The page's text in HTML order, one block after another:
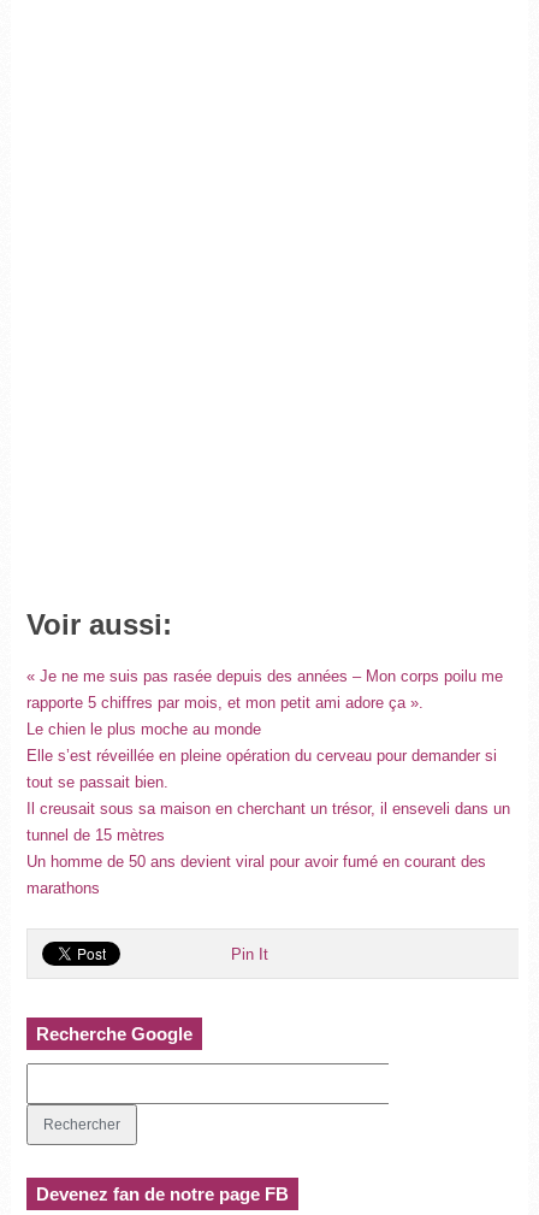
Voir aussi:
« Je ne me suis pas rasée depuis des années – Mon corps poilu me
rapporte 5 chiffres par mois, et mon petit ami adore ça ».
Le chien le plus moche au monde
Elle s’est réveillée en pleine opération du cerveau pour demander si
tout se passait bien.
Il creusait sous sa maison en cherchant un trésor, il enseveli dans un
tunnel de 15 mètres
Un homme de 50 ans devient viral pour avoir fumé en courant des
marathons
Pin It
Recherche Google
Devenez fan de notre page FB